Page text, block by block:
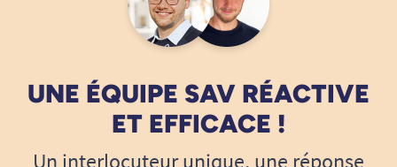
UNE ÉQUIPE SAV RÉACTIVE
ET EFFICACE !
Un interlocuteur unique, une réponse